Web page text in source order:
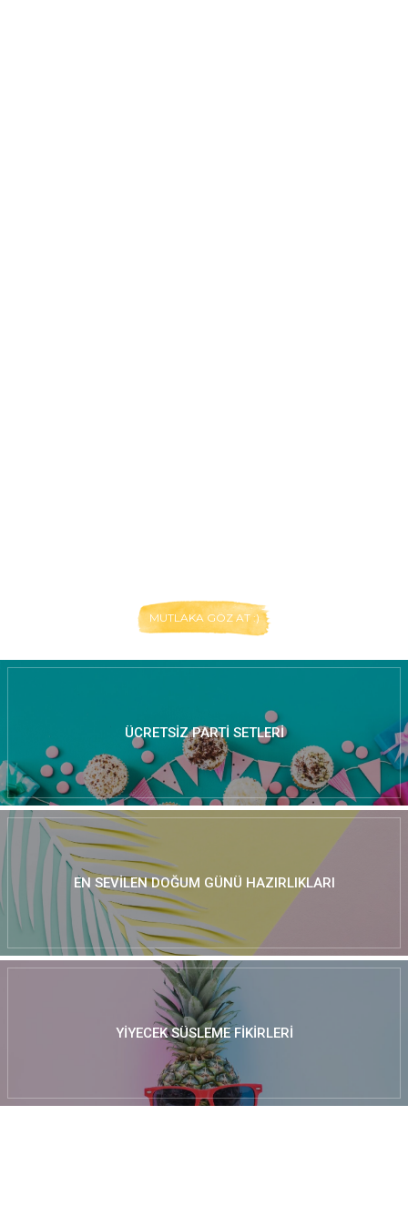
MUTLAKA GÖZ AT :)
ÜCRETSIZ PARTI SETLERI
EN SEVILEN DOĞUM GÜNÜ HAZIRLIKLARI
YIYECEK SÜSLEME FIKIRLERI